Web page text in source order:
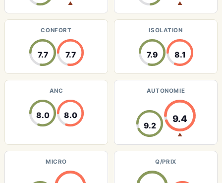
▲ ▲
CONFORT
7.7 7.7
ISOLATION
7.9 8.1
ANC
8.0 8.0
AUTONOMIE
9.2
9.4
▲
MICRO Q/PRIX